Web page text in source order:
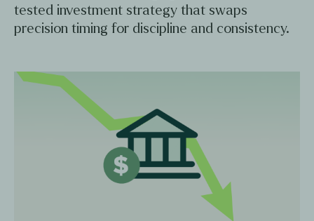
tested investment strategy that swaps
precision timing for discipline and consistency.